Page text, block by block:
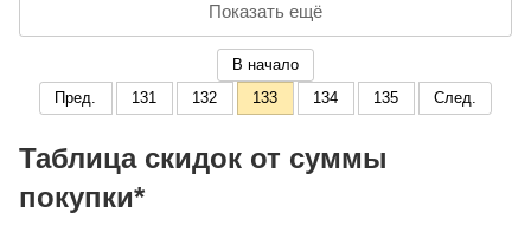
Показать ещё
В начало
Пред.
131 132 133 134 135 След.
Таблица скидок от суммы
покупки*